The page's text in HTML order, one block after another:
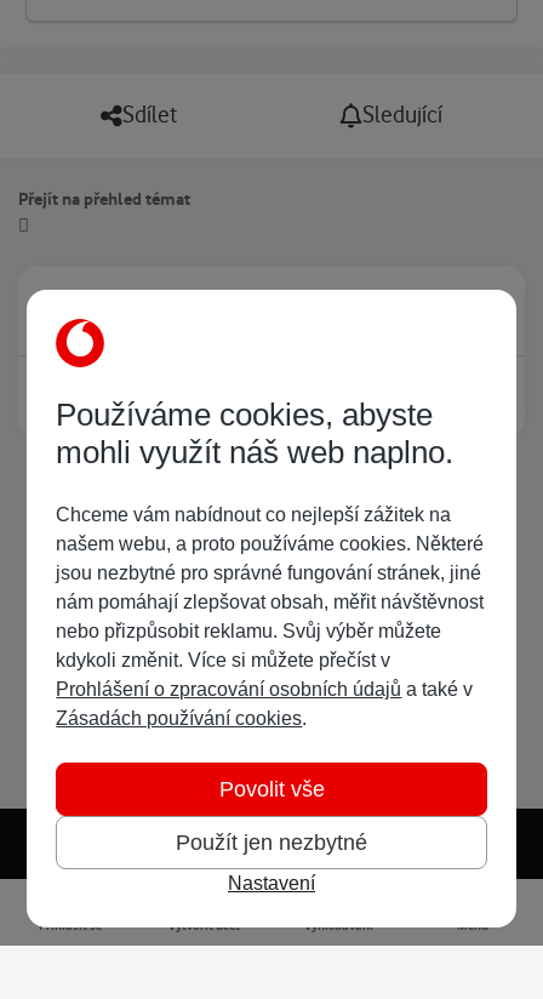
Sdílet Sledující
Přejít na přehled témat
Žádný registrovaný uživatel si neprohlíží tuto stránku
Světlý režim Předvolba systému
Přihlásit se Vytvořit účet Vyhledávání Menu
Používáme cookies, abyste
mohli využít náš web naplno.
Chceme vám nabídnout co nejlepší zážitek na
našem webu, a proto používáme cookies. Některé
jsou nezbytné pro správné fungování stránek, jiné
nám pomáhají zlepšovat obsah, měřit návštěvnost
nebo přizpůsobit reklamu. Svůj výběr můžete
kdykoli změnit. Více si můžete přečíst v
Prohlášení o zpracování osobních údajů a také v
Zásadách používání cookies.
Použít jen nezbytné
Povolit vše
Nastavení